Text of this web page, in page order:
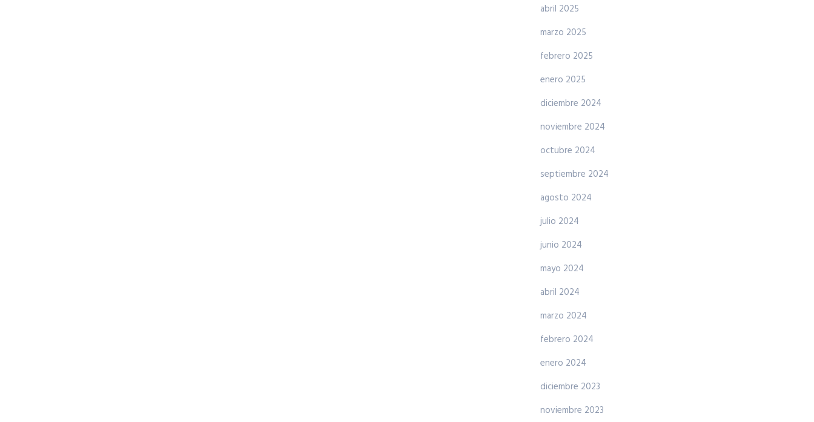
abril 2025
marzo 2025
febrero 2025
enero 2025
diciembre 2024
noviembre 2024
octubre 2024
septiembre 2024
agosto 2024
julio 2024
junio 2024
mayo 2024
abril 2024
marzo 2024
febrero 2024
enero 2024
diciembre 2023
noviembre 2023